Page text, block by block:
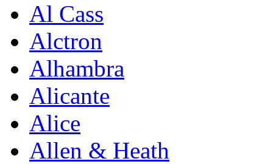
Al Cass
Alctron
Alhambra
Alicante
Alice
Allen & Heath